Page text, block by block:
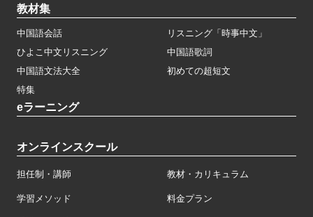
教材集
中国語会話
リスニング「時事中文」
ひよこ中文リスニング
中国語歌詞
中国語文法大全
初めての超短文
特集
eラーニング
オンラインスクール
担任制・講師 教材・カリキュラム
学習メソッド 料金プラン